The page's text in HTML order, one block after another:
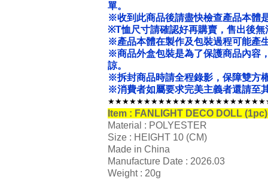
單。
※收到此商品後請盡快檢查產品本體
※T恤尺寸請確認好再購賣，售出後無
※產品本體在製作及包裝過程可能產
※商品外盒包裝是為了保護商品內容
諒。
※拆封商品時請全程錄影，保障雙方
※消費者如屬要求完美主義者還請至
Item : FANLIGHT DECO DOLL
Material : POLYESTER
Size : HEIGHT 10 (CM)
Made in China
Manufacture Date : 2026.03
Weight : 20g